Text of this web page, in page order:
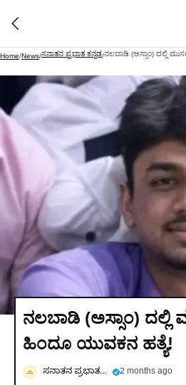
Home/News/ಸನಾತನ ಪ್ರಭಾತ ಕನ್ನಡ/ನಲಬಾಡಿ (ಅಸ್ಸಾಂ) ದಲ್ಲಿ
ನಲಬಾಡಿ (ಅಸ್ಸಾಂ) ದಲ್ಲಿ
ಹಿಂದೂ ಯುವಕನ ಹತ್ಯೆ!
ಸನಾತನ ಪ್ರಭಾತ ಕನ್ನಡ 2 months ago